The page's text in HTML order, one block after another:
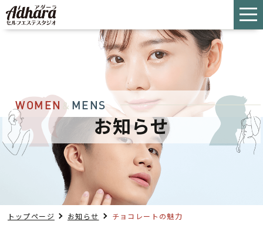
WOMEN ＆ MENS
お知らせ
トップページ お知らせ チョコレートの魅力